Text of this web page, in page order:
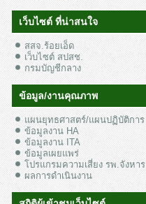
เว็บไซต์ ที่น่าสนใจ
สสจ.ร้อยเอ็ด
เว็บไซต์ สปสช.
กรมบัญชีกลาง
ข้อมูล/งานคุณภาพ
แผนยุทธศาสตร์/แผนปฏิบัติการ
ข้อมูลงาน HA
ข้อมูลงาน ITA
ข้อมูลเผยแพร่
โปรแกรมความเสี่ยง รพ.จังหาร
ผลการดำเนินงาน